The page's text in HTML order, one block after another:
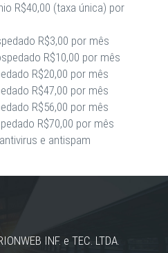
R$40,00 (taxa única) por
R$3,00 por mês
R$10,00 por mês
R$20,00 por mês
R$47,00 por mês
R$56,00 por mês
R$70,00 por mês
e antispam
INF. e TEC. LTDA.